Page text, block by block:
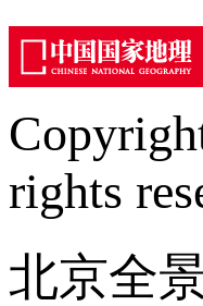
rights
北京全